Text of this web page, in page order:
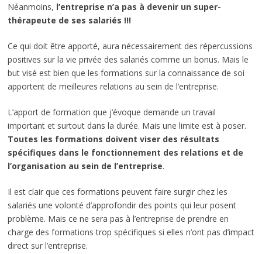
Néanmoins, l’entreprise n’a pas à devenir un super-
thérapeute de ses salariés !!!
Ce qui doit être apporté, aura nécessairement des répercussions
positives sur la vie privée des salariés comme un bonus. Mais le
but visé est bien que les formations sur la connaissance de soi
apportent de meilleures relations au sein de l’entreprise.
L’apport de formation que j’évoque demande un travail
important et surtout dans la durée. Mais une limite est à poser.
Toutes les formations doivent viser des résultats
spécifiques dans le fonctionnement des relations et de
l’organisation au sein de l’entreprise.
Il est clair que ces formations peuvent faire surgir chez les
salariés une volonté d’approfondir des points qui leur posent
problème. Mais ce ne sera pas à l’entreprise de prendre en
charge des formations trop spécifiques si elles n’ont pas d’impact
direct sur l’entreprise.